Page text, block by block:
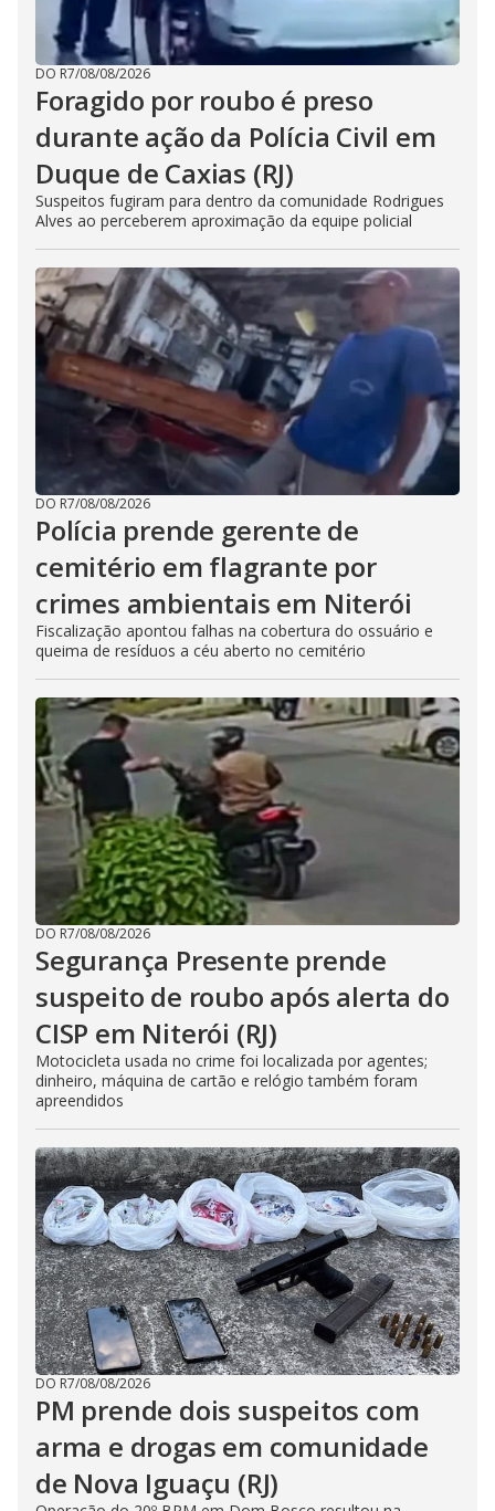
DO R7/08/08/2026
Foragido por roubo é preso
durante ação da Polícia Civil em
Duque de Caxias (RJ)
Suspeitos fugiram para dentro da comunidade Rodrigues
Alves ao perceberem aproximação da equipe policial
DO R7/08/08/2026
Polícia prende gerente de
cemitério em flagrante por
crimes ambientais em Niterói
Fiscalização apontou falhas na cobertura do ossuário e
queima de resíduos a céu aberto no cemitério
DO R7/08/08/2026
Segurança Presente prende
suspeito de roubo após alerta do
CISP em Niterói (RJ)
Motocicleta usada no crime foi localizada por agentes;
dinheiro, máquina de cartão e relógio também foram
apreendidos
DO R7/08/08/2026
PM prende dois suspeitos com
arma e drogas em comunidade
de Nova Iguaçu (RJ)